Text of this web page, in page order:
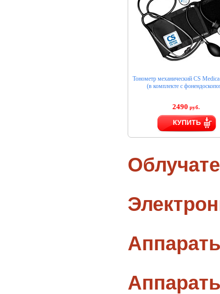
Тонометр механический CS
(в комплекте с
2490 руб.
КУПИТЬ